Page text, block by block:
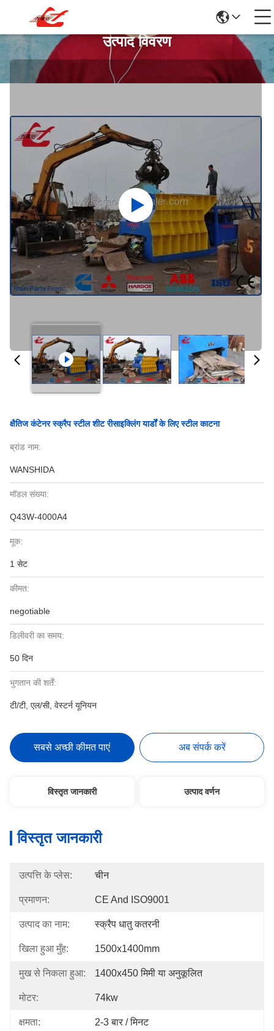
उत्पाद विवरण
क्षैतिज कंटेनर स्क्रैप स्टील शीट रीसाइक्लिंग यार्डों के लिए स्टील काटना
ब्रांड नाम:
WANSHIDA
मॉडल संख्या:
Q43W-4000A4
मूक:
1 सेट
कीमत:
negotiable
डिलीवरी का समय:
50 दिन
भुगतान की शर्तें:
टी/टी, एल/सी, वेस्टर्न यूनियन
सबसे अच्छी कीमत पाएं अब संपर्क करें
विस्तृत जानकारी उत्पाद वर्णन
विस्तृत जानकारी
उत्पत्ति के प्लेस: चीन
प्रमाणन: CE And ISO9001
उत्पाद का नाम: स्क्रैप धातु कतरनी
खिला हुआ मुँह: 1500x1400mm
मुख से निकला हुआ: 1400x450 मिमी या अनुकूलित
मोटर: 74kw
क्षमता: 2-3 बार / मिनट